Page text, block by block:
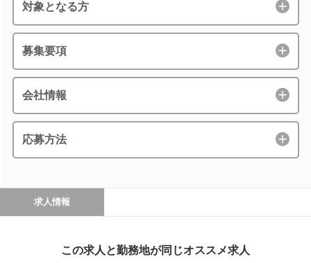
対象となる方
募集要項
会社情報
応募方法
求人情報
この求人と勤務地が同じオススメ求人